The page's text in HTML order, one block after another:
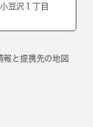
豆沢１丁目
と提携先の地図